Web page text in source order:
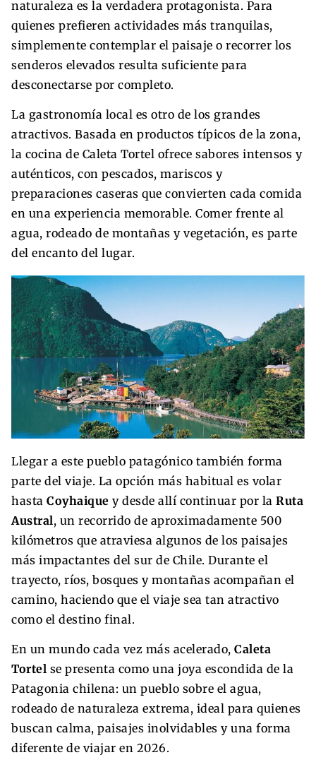
naturaleza es la verdadera protagonista. Para
quienes prefieren actividades más tranquilas,
simplemente contemplar el paisaje o recorrer los
senderos elevados resulta suficiente para
desconectarse por completo.
La gastronomía local es otro de los grandes
atractivos. Basada en productos típicos de la zona,
la cocina de Caleta Tortel ofrece sabores intensos y
auténticos, con pescados, mariscos y
preparaciones caseras que convierten cada comida
en una experiencia memorable. Comer frente al
agua, rodeado de montañas y vegetación, es parte
del encanto del lugar.
Llegar a este pueblo patagónico también forma
parte del viaje. La opción más habitual es volar
hasta Coyhaique y desde allí continuar por la Ruta
Austral, un recorrido de aproximadamente 500
kilómetros que atraviesa algunos de los paisajes
más impactantes del sur de Chile. Durante el
trayecto, ríos, bosques y montañas acompañan el
camino, haciendo que el viaje sea tan atractivo
como el destino final.
En un mundo cada vez más acelerado, Caleta
Tortel se presenta como una joya escondida de la
Patagonia chilena: un pueblo sobre el agua,
rodeado de naturaleza extrema, ideal para quienes
buscan calma, paisajes inolvidables y una forma
diferente de viajar en 2026.